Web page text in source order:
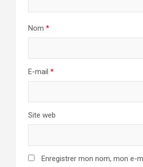
Nom *
E-mail *
Site web
Enregistrer mon nom, mon e-